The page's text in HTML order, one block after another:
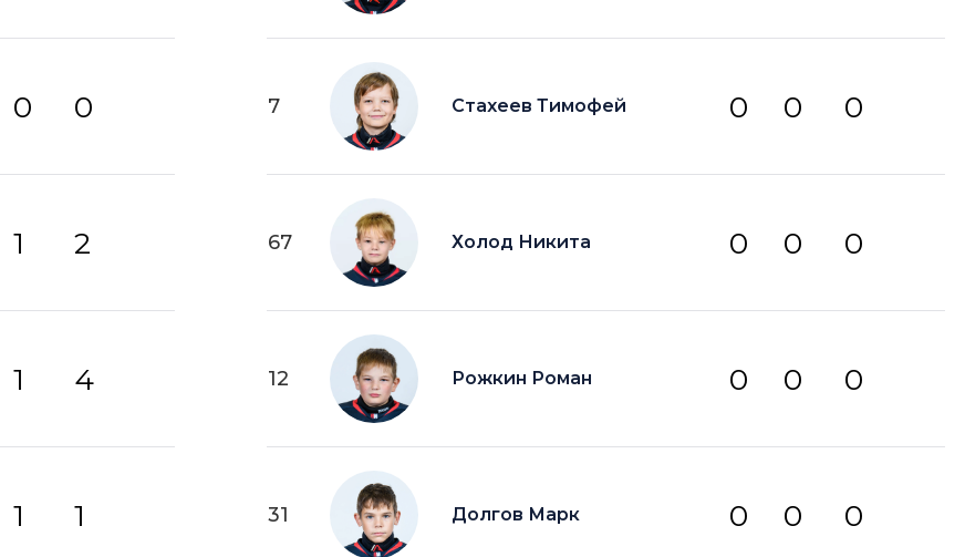
0 0
1 2
1 4
1 1
7 Стахеев Тимофей 0 0 0
67 Холод Никита 0 0 0
12 Рожкин Роман 0 0 0
31 Долгов Марк 0 0 0